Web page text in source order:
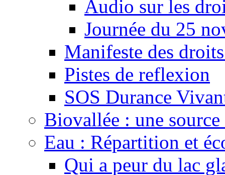
Audio sur les
Journée du 25
Manifeste des
Pistes de reflexion
SOS Durance
Biovallée : une
Eau : Répartition et
Qui a peur du lac